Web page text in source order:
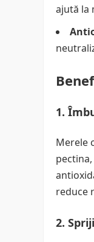
ajută la
1.
Merele
reduce
2.